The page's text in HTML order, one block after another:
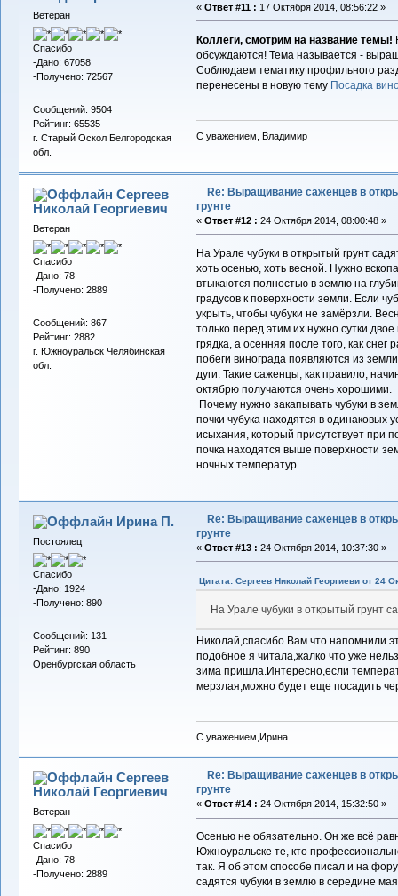
Ветеран
Спасибо
-Дано: 67058
-Получено: 72567
Сообщений: 9504
Рейтинг: 65535
г. Старый Оскол Белгородская
обл.
« Ответ #11 : 17 Октября 2014, 08:56:22 »
Коллеги, смотрим на название темы!
обсуждаются! Тема называется -
Соблюдаем тематику профильного
перенесены в новую тему Посадка
С уважением, Владимир
Сергеев
Николай Георгиевич
Ветеран
Спасибо
-Дано: 78
-Получено: 2889
Сообщений: 867
Рейтинг: 2882
г. Южноуральск Челябинская
обл.
Re: Выращивание саженцев в
грунте
« Ответ #12 : 24 Октября 2014, 08:00:48 »
На Урале чубуки в открытый грунт
хоть осенью, хоть весной. Нужно
втыкаются полностью в землю на
градусов к поверхности земли. Если
укрыть, чтобы чубуки не замёрзли.
только перед этим их нужно сутки
грядка, а осенняя после того, как снег
побеги винограда появляются из
дуги. Такие саженцы, как правило,
октябрю получаются очень хорошими.
Почему нужно закапывать чубуки в
почки чубука находятся в одинаковых
исыхания, который присутствует при
почка находятся выше поверхности
ночных температур.
Ирина П.
Постоялец
Спасибо
-Дано: 1924
-Получено: 890
Сообщений: 131
Рейтинг: 890
Оренбургская область
Re: Выращивание саженцев в
грунте
« Ответ #13 : 24 Октября 2014, 10:37:30 »
Цитата: Сергеев Николай Георгиеви от 24
На Урале чубуки в открытый грунт
Николай,спасибо Вам что напомнили
подобное я читала,жалко что уже
зима пришла.Интересно,если
мерзлая,можно будет еще посадить
С уважением,Ирина
Сергеев
Николай Георгиевич
Ветеран
Спасибо
-Дано: 78
-Получено: 2889
Re: Выращивание саженцев в
грунте
« Ответ #14 : 24 Октября 2014, 15:32:50 »
Осенью не обязательно. Он же всё
Южноуральске те, кто
так. Я об этом способе писал и на
садятся чубуки в землю в середине